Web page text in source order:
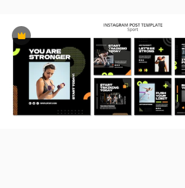
Premium